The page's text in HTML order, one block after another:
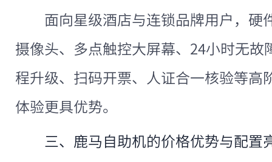
面向星级酒店与连锁品牌用户，硬
摄像头、多点触控大屏幕、24小时无故
程升级、扫码开票、人证合一核验等高
体验更具优势。
三、鹿马自助机的价格优势与配置